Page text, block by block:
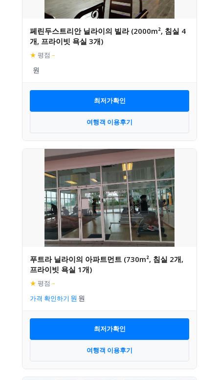
페린두스트리안 닐라이의 빌라 (2000m², 침실 4
개, 프라이빗 욕실 3개)
★ 평점 –
최저가확인
여행객 이용후기
푸트라 닐라이의 아파트먼트 (730m², 침실 2개,
프라이빗 욕실 1개)
★ 평점 –
가격 확인하기
최저가확인
여행객 이용후기